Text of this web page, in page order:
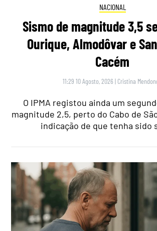
NACIONAL
Sismo de magnitude 3,5
Ourique, Almodôvar e
Cacém
11:29 10 Agosto, 2026 | Cristina
O IPMA registou ainda um
magnitude 2,5, perto do Cabo de
indicação de que tenha sido